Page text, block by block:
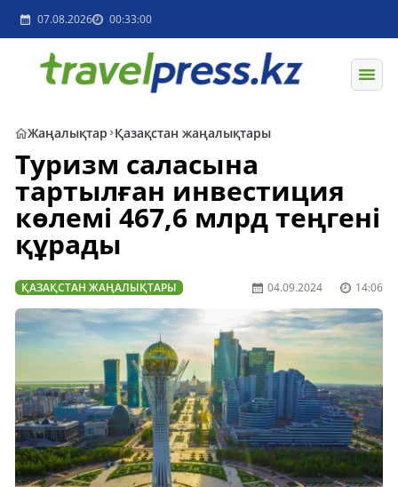
07.08.2026 00:33:00
Жаңалықтар Қазақстан жаңалықтары
Туризм саласына
тартылған инвестиция
көлемі 467,6 млрд теңгені
құрады
ҚАЗАҚСТАН ЖАҢАЛЫҚТАРЫ 04.09.2024 14:06